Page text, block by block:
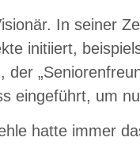
In seiner
initiiert,
der
eingeführt, um
hatte immer